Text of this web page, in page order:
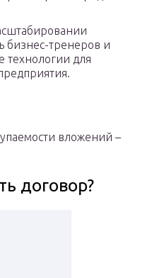
бизнес-тренеров и
технологии для
вложений –
договор?